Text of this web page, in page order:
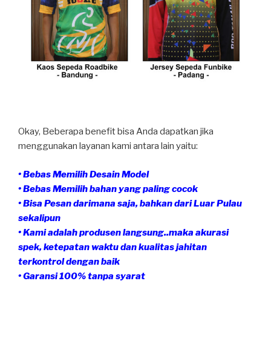
Okay, Beberapa benefit bisa Anda dapatkan jika
menggunakan layanan kami antara lain yaitu:
• Bebas Memilih Desain Model
• Bebas Memilih bahan yang paling cocok
• Bisa Pesan darimana saja, bahkan dari Luar Pulau
sekalipun
• Kami adalah produsen langsung..maka akurasi
spek, ketepatan waktu dan kualitas jahitan
terkontrol dengan baik
• Garansi 100% tanpa syarat